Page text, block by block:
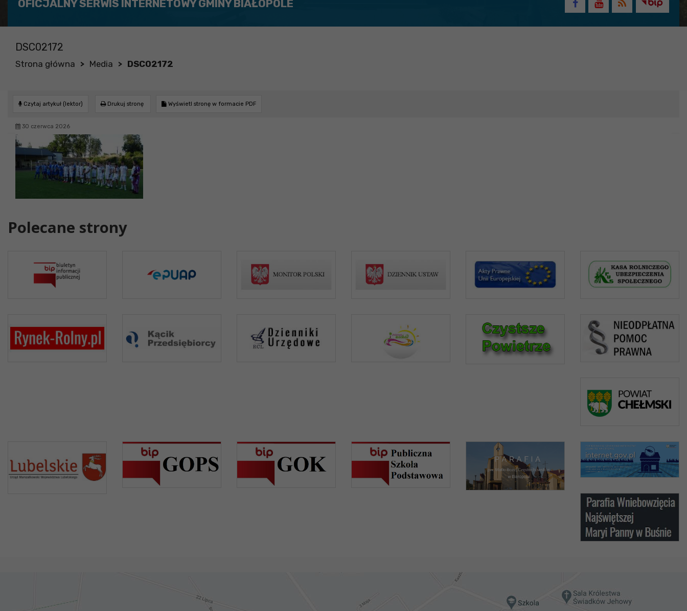
OFICJALNY SERWIS INTERNETOWY GMINY BIAŁOPOLE
DSC02172
Strona główna > Media > DSC02172
Czytaj artykuł (lektor) Drukuj stronę Wyświetl stronę w formacie PDF
30 czerwca 2026
Polecane strony